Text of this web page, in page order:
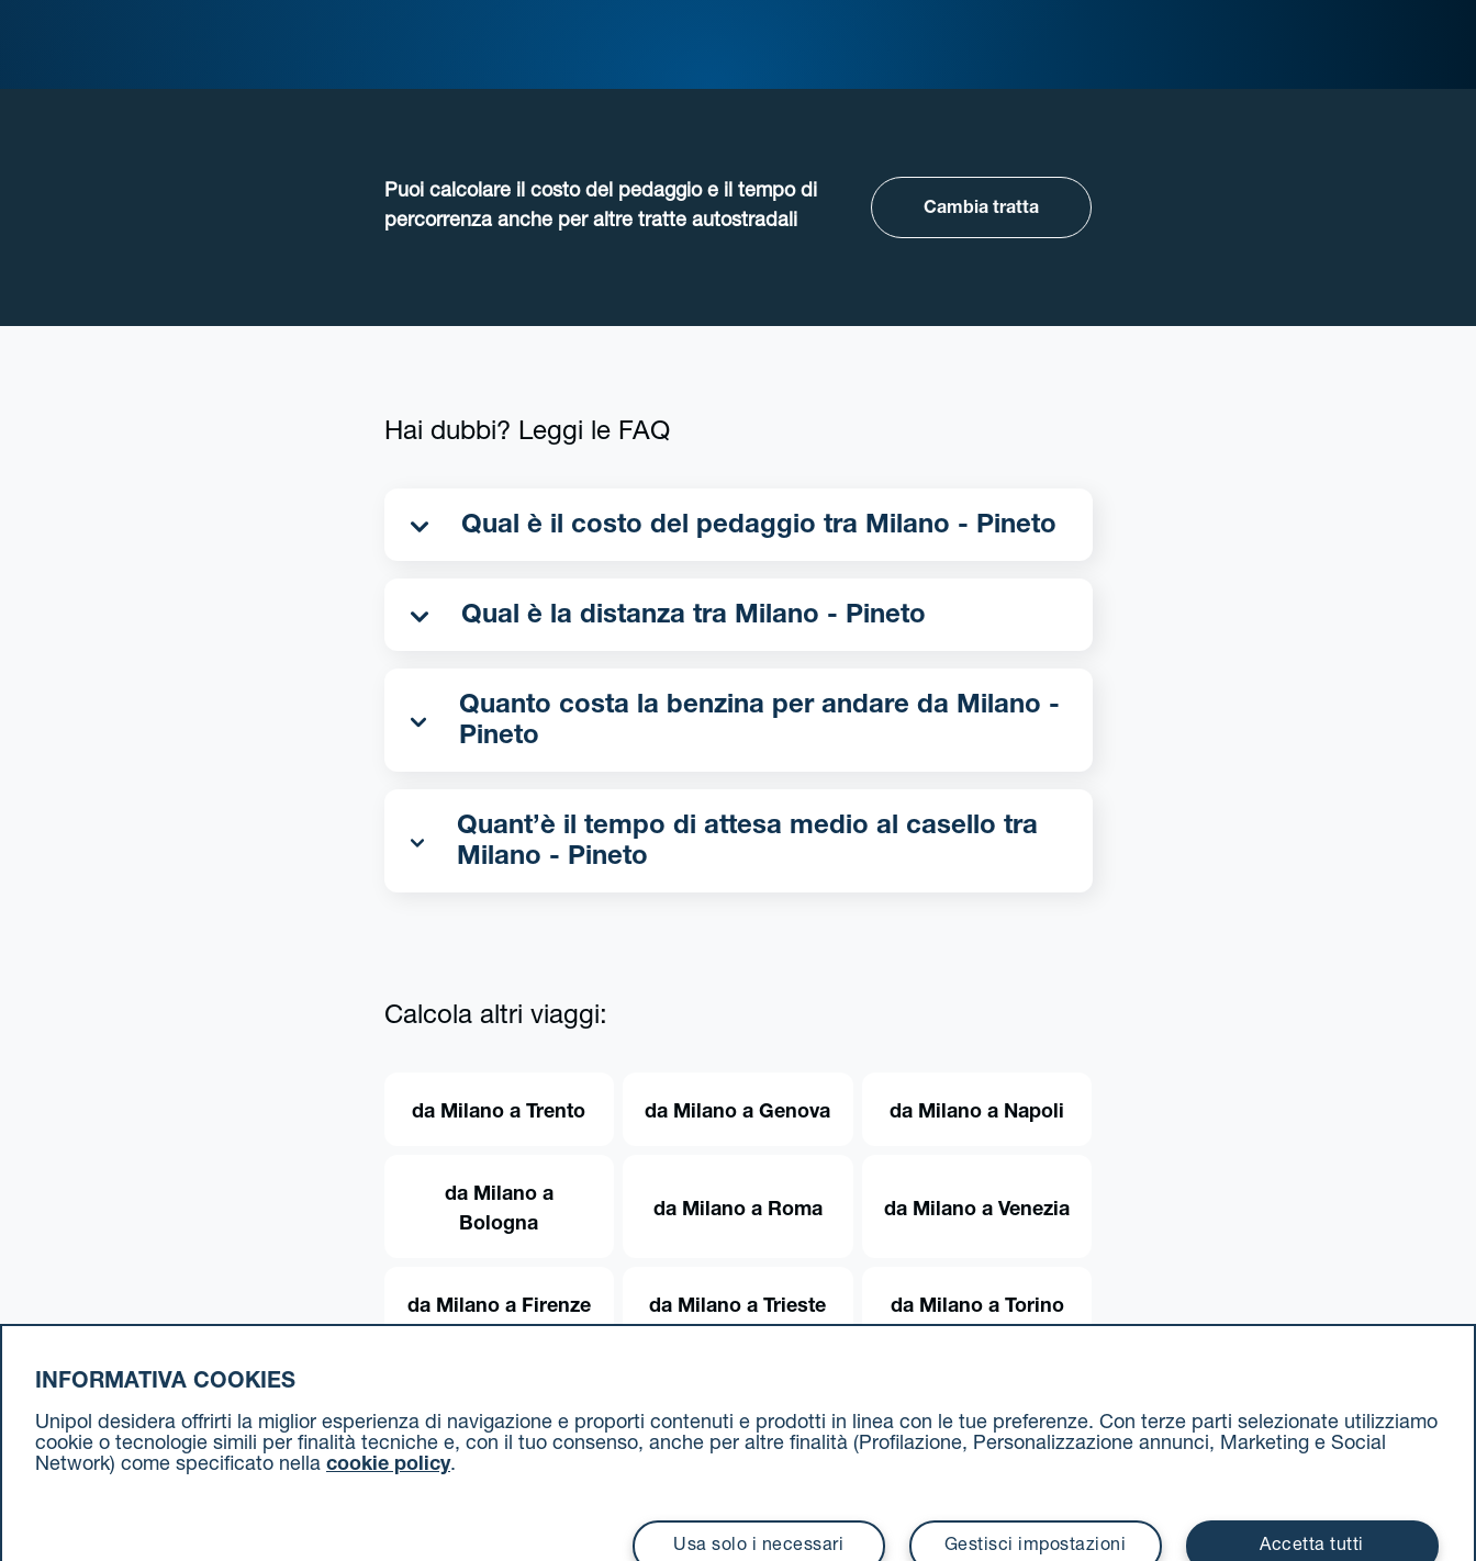
Puoi calcolare il costo del pedaggio e il tempo di
percorrenza anche per altre tratte autostradali
Cambia tratta
Hai dubbi? Leggi le FAQ
Qual è il costo del pedaggio tra Milano - Pineto
Qual è la distanza tra Milano - Pineto
Quanto costa la benzina per andare da Milano -
Pineto
Quant’è il tempo di attesa medio al casello tra
Milano - Pineto
Calcola altri viaggi:
da Milano a Trento da Milano a Genova da Milano a Napoli
da Milano a
Bologna
da Milano a Roma da Milano a Venezia
da Milano a Firenze da Milano a Trieste da Milano a Torino
INFORMATIVA COOKIES
Unipol desidera offrirti la miglior esperienza di navigazione e proporti contenuti e prodotti in linea con le tue preferenze. Con terze parti selezionate utilizziamo
cookie o tecnologie simili per finalità tecniche e, con il tuo consenso, anche per altre finalità (Profilazione, Personalizzazione annunci, Marketing e Social
Network) come specificato nella cookie policy.
Usa solo i necessari Gestisci impostazioni Accetta tutti